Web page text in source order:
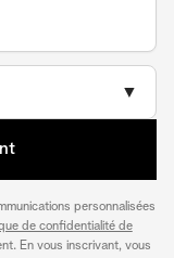
▼
personnalisées
de confidentialité de
En vous inscrivant, vous